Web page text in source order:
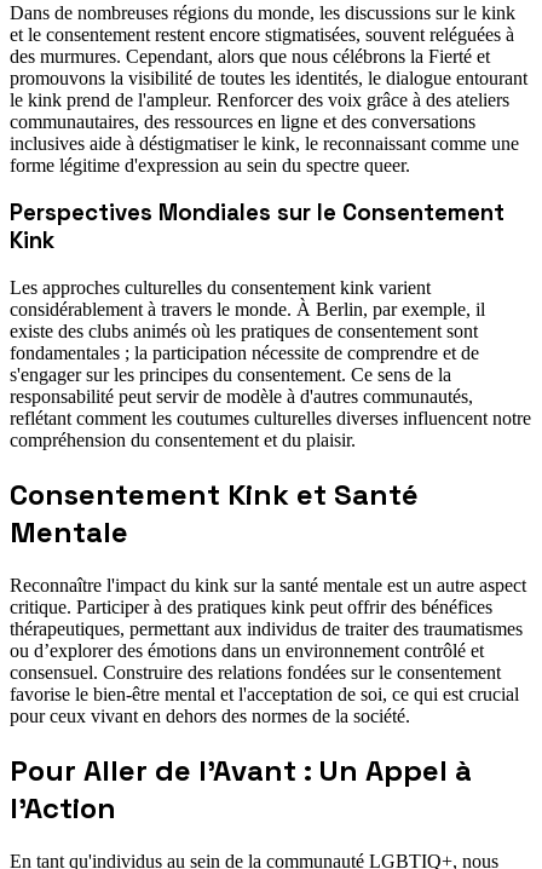
Dans de nombreuses régions du monde, les discussions sur le kink
et le consentement restent encore stigmatisées, souvent reléguées à
des murmures. Cependant, alors que nous célébrons la Fierté et
promouvons la visibilité de toutes les identités, le dialogue entourant
le kink prend de l'ampleur. Renforcer des voix grâce à des ateliers
communautaires, des ressources en ligne et des conversations
inclusives aide à déstigmatiser le kink, le reconnaissant comme une
forme légitime d'expression au sein du spectre queer.
Perspectives Mondiales sur le Consentement
Kink
Les approches culturelles du consentement kink varient
considérablement à travers le monde. À Berlin, par exemple, il
existe des clubs animés où les pratiques de consentement sont
fondamentales ; la participation nécessite de comprendre et de
s'engager sur les principes du consentement. Ce sens de la
responsabilité peut servir de modèle à d'autres communautés,
reflétant comment les coutumes culturelles diverses influencent notre
compréhension du consentement et du plaisir.
Consentement Kink et Santé
Mentale
Reconnaître l'impact du kink sur la santé mentale est un autre aspect
critique. Participer à des pratiques kink peut offrir des bénéfices
thérapeutiques, permettant aux individus de traiter des traumatismes
ou d’explorer des émotions dans un environnement contrôlé et
consensuel. Construire des relations fondées sur le consentement
favorise le bien-être mental et l'acceptation de soi, ce qui est crucial
pour ceux vivant en dehors des normes de la société.
Pour Aller de l'Avant : Un Appel à
l'Action
En tant qu'individus au sein de la communauté LGBTIQ+, nous